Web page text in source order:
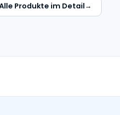
Produkte im Detail